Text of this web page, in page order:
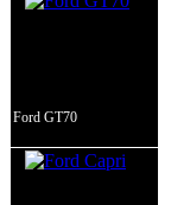
Ford GT70